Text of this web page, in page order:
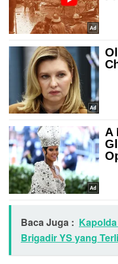
Baca Juga :
Brigadir YS yang